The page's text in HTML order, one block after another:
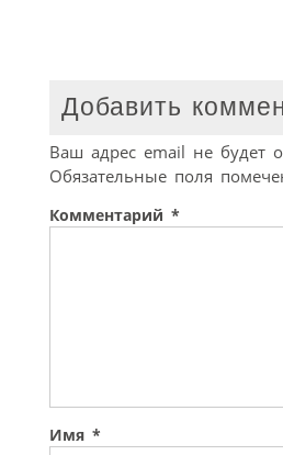
Добавить
Ваш адрес email не будет
Обязательные поля
Комментарий *
Имя *